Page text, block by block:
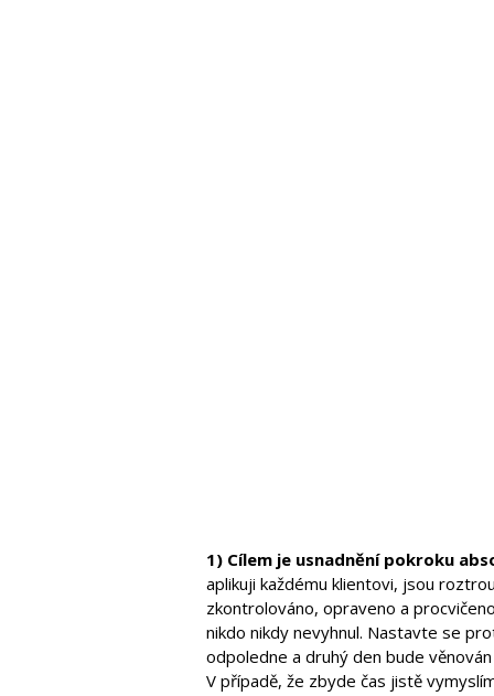
1) Cílem je usnadnění pokroku
aplikuji každému klientovi, jsou
zkontrolováno, opraveno a
nikdo nikdy nevyhnul. Nastavte se
odpoledne a druhý den bude
V případě, že zbyde čas jistě